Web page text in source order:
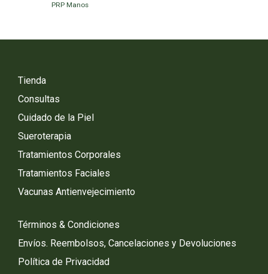
PRP Manos
Tienda
Consultas
Cuidado de la Piel
Sueroterapia
Tratamientos Corporales
Tratamientos Faciales
Vacunas Antienvejecimiento
Términos & Condiciones
Envíos. Reembolsos, Cancelaciones y Devoluciones
Política de Privacidad